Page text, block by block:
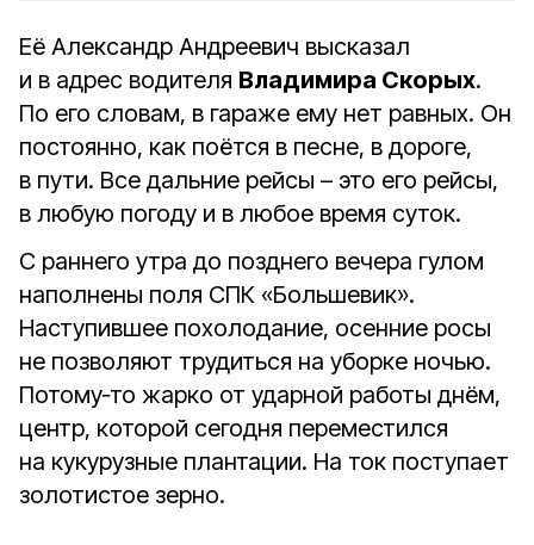
Её Александр Андреевич высказал
и в адрес водителя Владимира Скорых.
По его словам, в гараже ему нет равных. Он
постоянно, как поётся в песне, в дороге,
в пути. Все дальние рейсы – это его рейсы,
в любую погоду и в любое время суток.
С раннего утра до позднего вечера гулом
наполнены поля СПК «Большевик».
Наступившее похолодание, осенние росы
не позволяют трудиться на уборке ночью.
Потому‑то жарко от ударной работы днём,
центр, которой сегодня переместился
на кукурузные плантации. На ток поступает
золотистое зерно.